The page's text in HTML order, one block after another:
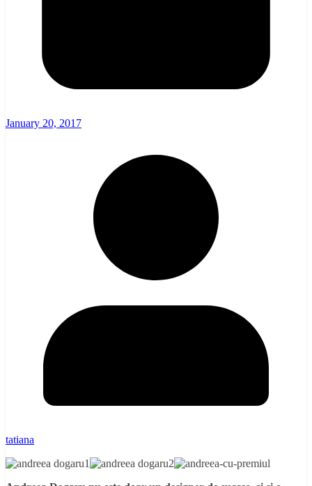
January 20, 2017
tatiana